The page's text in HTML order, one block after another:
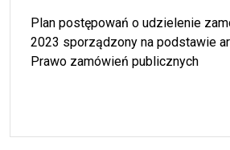
Plan postępowań o udzielenie
2023 sporządzony na podstawie
Prawo zamówień publicznych